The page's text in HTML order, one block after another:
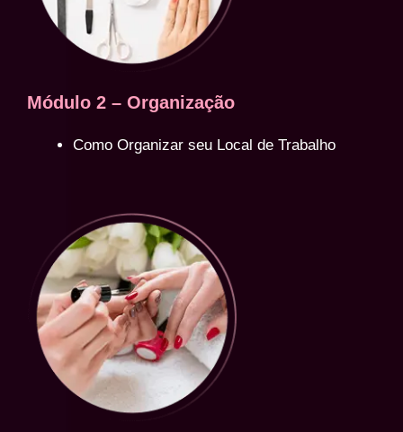
Módulo 2 – Organização
Como Organizar seu Local de Trabalho